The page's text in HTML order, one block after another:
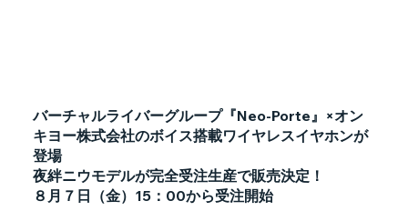
バーチャルライバーグループ『Neo-Porte』×オン
キヨー株式会社のボイス搭載ワイヤレスイヤホンが
登場
夜絆ニウモデルが完全受注生産で販売決定！
８月７日（金）15：00から受注開始